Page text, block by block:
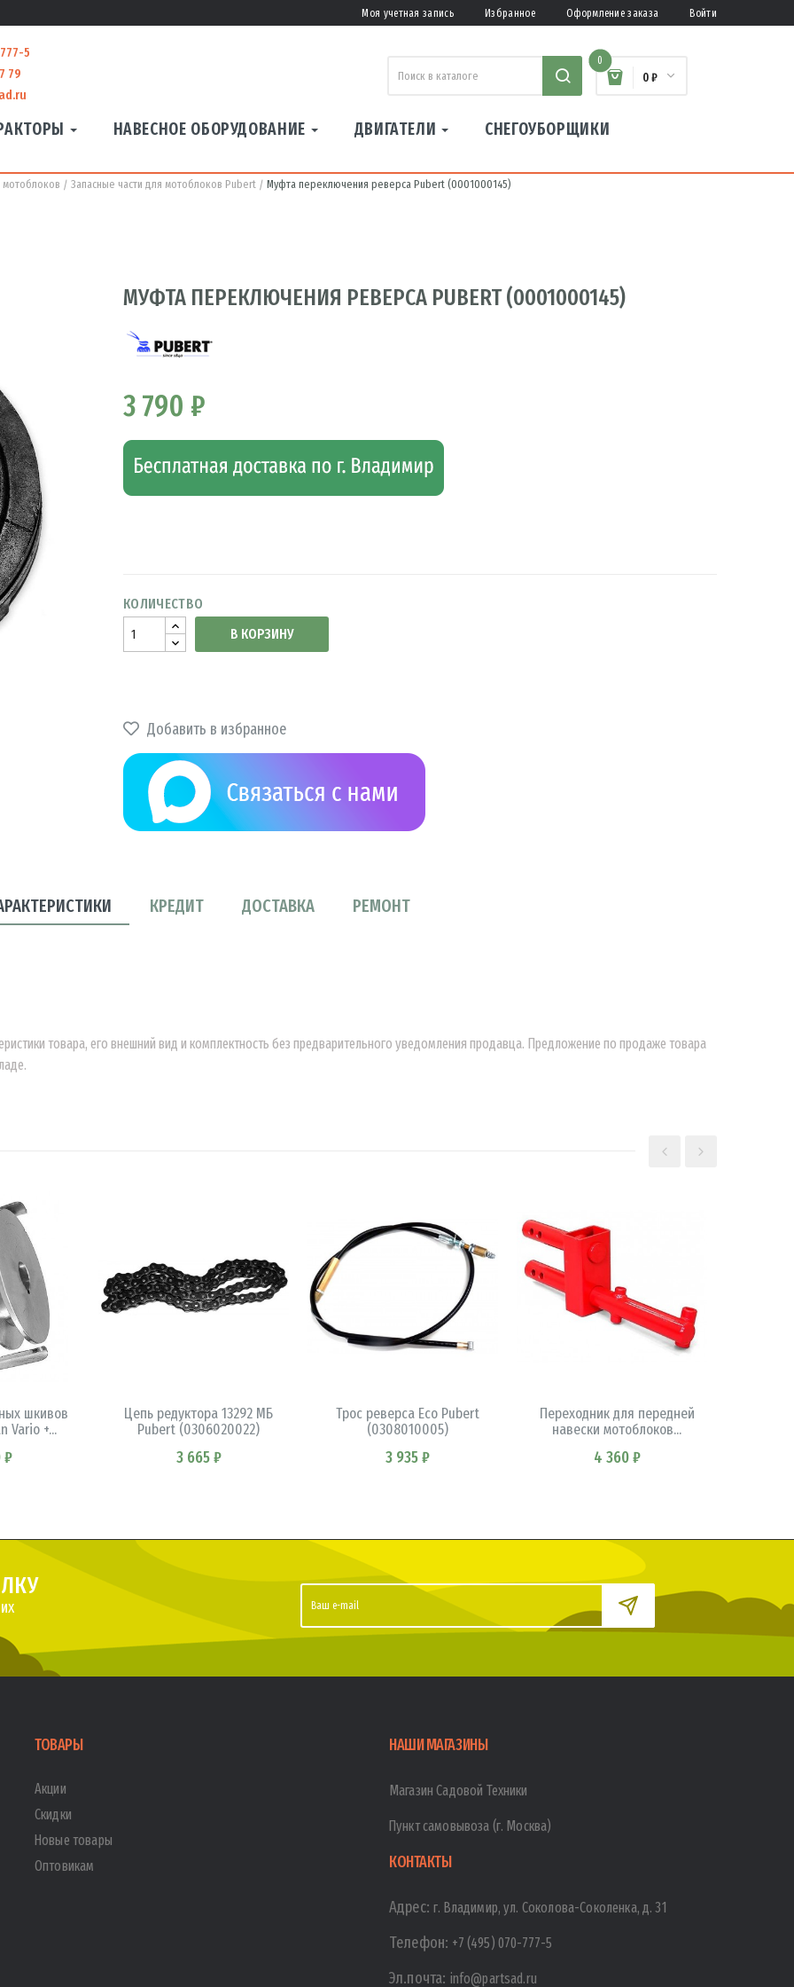
Моя учетная запись Избранное Оформление заказа Войти
5
79
0
0 ₽
НАВЕСНОЕ ОБОРУДОВАНИЕ ДВИГАТЕЛИ СНЕГОУБОРЩИКИ
мотоблоков Запасные части для мотоблоков Pubert Муфта переключения реверса Pubert (0001000145)
МУФТА ПЕРЕКЛЮЧЕНИЯ РЕВЕРСА PUBERT (0001000145)
3 790 ₽
КОЛИЧЕСТВО
В КОРЗИНУ
Добавить в избранное
КРЕДИТ ДОСТАВКА РЕМОНТ
товара, его внешний вид и комплектность без предварительного уведомления продавца. Предложение по продаже товара
шкивов
Vario +...
₽
Цепь редуктора 13292 МБ
Pubert (0306020022)
3 665 ₽
Трос реверса Eco Pubert
(0308010005)
3 935 ₽
Переходник для передней
навески мотоблоков...
4 360 ₽
ТОВАРЫ
Акции
Скидки
Новые товары
Оптовикам
НАШИ МАГАЗИНЫ
Магазин Садовой Техники
Пункт самовывоза (г. Москва)
КОНТАКТЫ
Адрес:г. Владимир, ул. Соколова-Соколенка, д. 31
Телефон: +7 (495) 070-777-5
Эл.почта: info@partsad.ru